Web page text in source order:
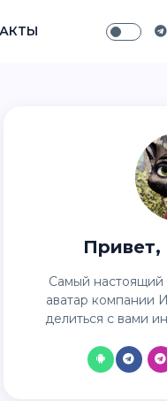
Самый настоящий сургутский лисенок. Я
аватар компании
делиться с вами